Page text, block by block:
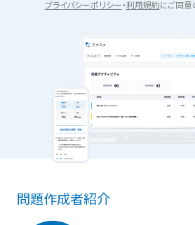
プライバシーポリシー・利用規約にご同意
問題作成者紹介